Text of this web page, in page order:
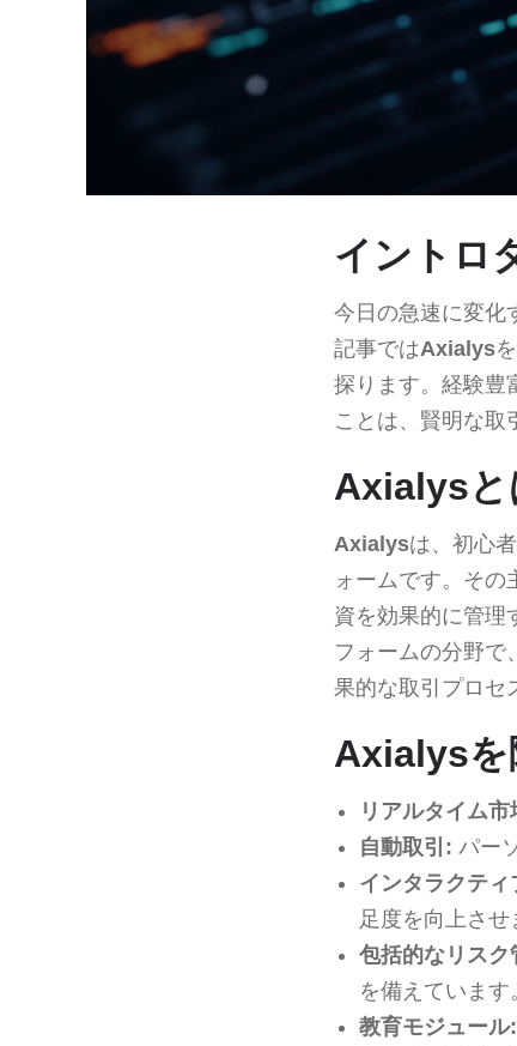
イントロ
今日の急速に変化
記事ではAxialys
探ります。経験豊
ことは、賢明な取
Axialysと
Axialysは、初心
ォームです。その
資を効果的に管理
フォームの分野で、
果的な取引プロセ
Axialysを
リアルタイム市
自動取引: パー
インタラクテ
足度を向上させ
包括的なリスク
を備えています
教育モジュール: